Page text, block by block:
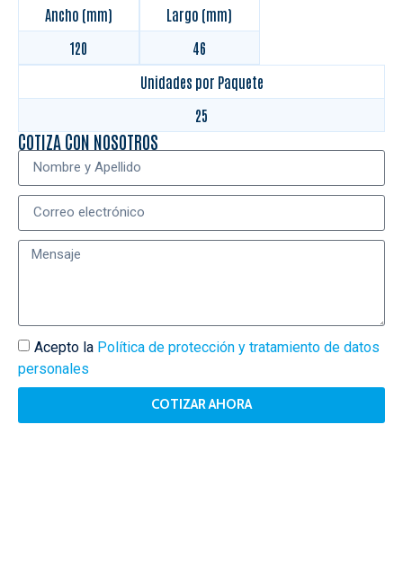
Ancho (mm)
120
Largo (mm)
46
Unidades por Paquete
25
COTIZA CON NOSOTROS
Acepto la Política de protección y tratamiento de datos
personales
COTIZAR AHORA